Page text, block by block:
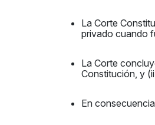
La Corte
privado cuando
La Corte
Constitución, y
En